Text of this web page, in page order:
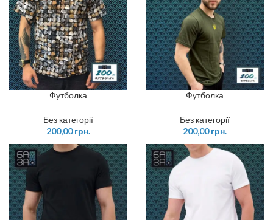
Футболка
Без категорії
200,00грн.
Футболка
Без категорії
200,00грн.